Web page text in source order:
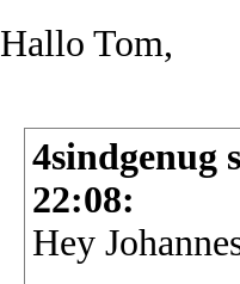
Hallo Tom,
4sindgenug
22:08:
Hey